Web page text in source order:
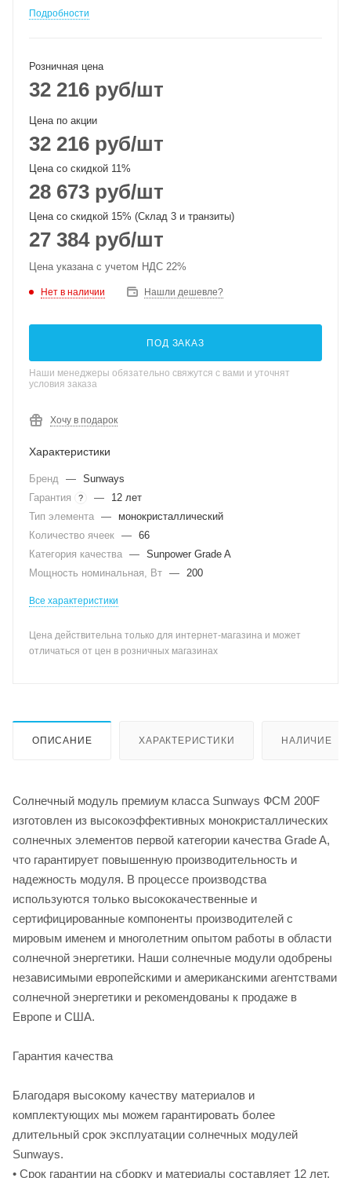
Подробности
Розничная цена
32 216 руб/шт
Цена по акции
32 216 руб/шт
Цена со скидкой 11%
28 673 руб/шт
Цена со скидкой 15% (Склад 3 и транзиты)
27 384руб/шт
Цена указана с учетом НДС 22%
Нет в наличии Нашли дешевле?
ПОД ЗАКАЗ
Наши менеджеры обязательно свяжутся с вами и уточнят
условия заказа
Хочу в подарок
Характеристики
Бренд — Sunways
Гарантия
? —
12 лет
Тип элемента —
монокристаллический
Количество ячеек — 66
Категория качества — Sunpower Grade A
Мощность номинальная, Вт — 200
Все характеристики
Цена действительна только для интернет-магазина и может
отличаться от цен в розничных магазинах
ОПИСАНИЕ ХАРАКТЕРИСТИКИ НАЛИЧИЕ
Солнечный модуль премиум класса Sunways ФСМ 200F
изготовлен из высокоэффективных монокристаллических
солнечных элементов первой категории качества Grade A,
что гарантирует повышенную производительность и
надежность модуля. В процессе производства
используются только высококачественные и
сертифицированные компоненты производителей с
мировым именем и многолетним опытом работы в области
солнечной энергетики. Наши солнечные модули одобрены
независимыми европейскими и американскими агентствами
солнечной энергетики и рекомендованы к продаже в
Европе и США.
Гарантия качества
Благодаря высокому качеству материалов и
комплектующих мы можем гарантировать более
длительный срок эксплуатации солнечных модулей
Sunways.
• Срок гарантии на сборку и материалы составляет 12 лет.